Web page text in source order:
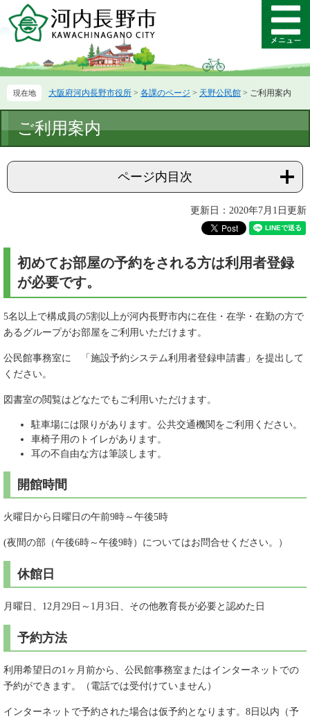
ー
先
す。
ニ
を
し
へ
メ
ニ
ー
大阪府河内長野市役所 > 各課のページ > 天野公民館 > ご利用案内
文
ご利用案内
ページ内目次
更新日：2020年7月1日更新
初めてお部屋の予約をされる方は利用者登録
が必要です。
5名以上で構成員の5割以上が河内長野市内に在住・在学・在勤の方で
あるグループがお部屋をご利用いただけます。
公民館事務室に 「施設予約システム利用者登録申請書」を提出して
ください。
図書室の閲覧はどなたでもご利用いただけます。
駐車場には限りがあります。公共交通機関をご利用ください。
車椅子用のトイレがあります。
耳の不自由な方は筆談します。
開館時間
火曜日から日曜日の午前9時～午後5時
(夜間の部（午後6時～午後9時）についてはお問合せください。）
休館日
月曜日、12月29日～1月3日、その他教育長が必要と認めた日
予約方法
利用希望日の1ヶ月前から、公民館事務室またはインターネットでの
予約ができます。（電話では受付けていません）
インターネットで予約された場合は仮予約となります。8日以内（予